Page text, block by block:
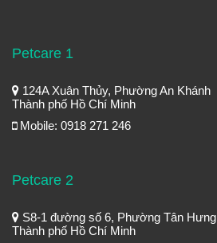
Petcare 1
124A Xuân Thủy, Phường An Khánh
Thành phố Hồ Chí Minh
Mobile: 0918 271 246
Petcare 2
S8-1 đường số 6, Phường Tân Hưng
Thành phố Hồ Chí Minh